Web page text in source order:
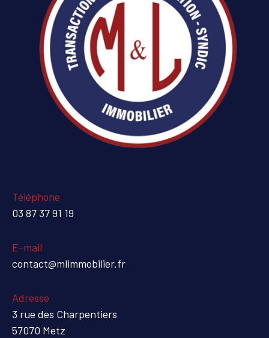
Téléphone
03 87 37 91 19
E-mail
contact@mlimmobilier.fr
Adresse
3 rue des Charpentiers
57070 Metz